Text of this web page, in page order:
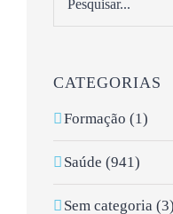
CATEGORIAS
Formação (1)
Saúde (941)
Sem categoria (3)